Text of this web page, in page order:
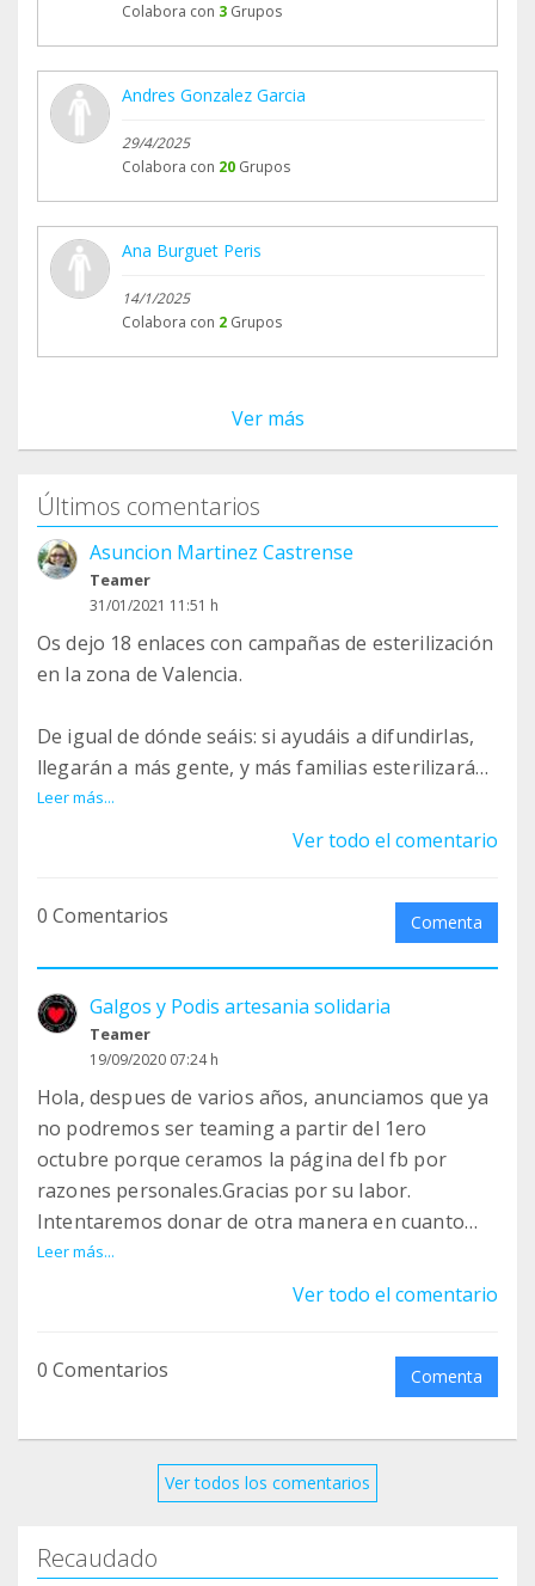
Colabora con 3 Grupos
Andres Gonzalez Garcia
29/4/2025
Colabora con 20 Grupos
Ana Burguet Peris
14/1/2025
Colabora con 2 Grupos
Ver más
Últimos comentarios
Asuncion Martinez Castrense
Teamer
31/01/2021 11:51 h
Os dejo 18 enlaces con campañas de esterilización
en la zona de Valencia.
De igual de dónde seáis: si ayudáis a difundirlas,
llegarán a más gente, y más familias esterilizarán
a sus peludos.
1
2
https://www.facebook.com/ClinicaVeterinariaAyor
3
https://www.facebook.com/veterinariosgodelleta/
posts/3202991776496366
4
https://www.facebook.com/groups/177705540592
3303/permalink/2513867748908728/
3303/permalink/2500126696949500/
uerto/photos/a.10150629991022211/10158666697
852211/
Leer más...
Ver todo el comentario
0 Comentarios Comenta
Galgos y Podis artesania solidaria
Teamer
19/09/2020 07:24 h
Hola, despues de varios años, anunciamos que ya
no podremos ser teaming a partir del 1ero
octubre porque ceramos la página del fb por
razones personales.Gracias por su labor.
Intentaremos donar de otra manera en cuanto
podamos. Es decir en vez de 1€ anual.12€ en una
sola transf. Un saludo de parte de galgos y podis
Leer más...
Ver todo el comentario
0 Comentarios Comenta
Ver todos los comentarios
Recaudado